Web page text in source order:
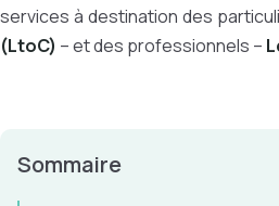
services à destination des
(LtoC) – et des professionnels –
Sommaire